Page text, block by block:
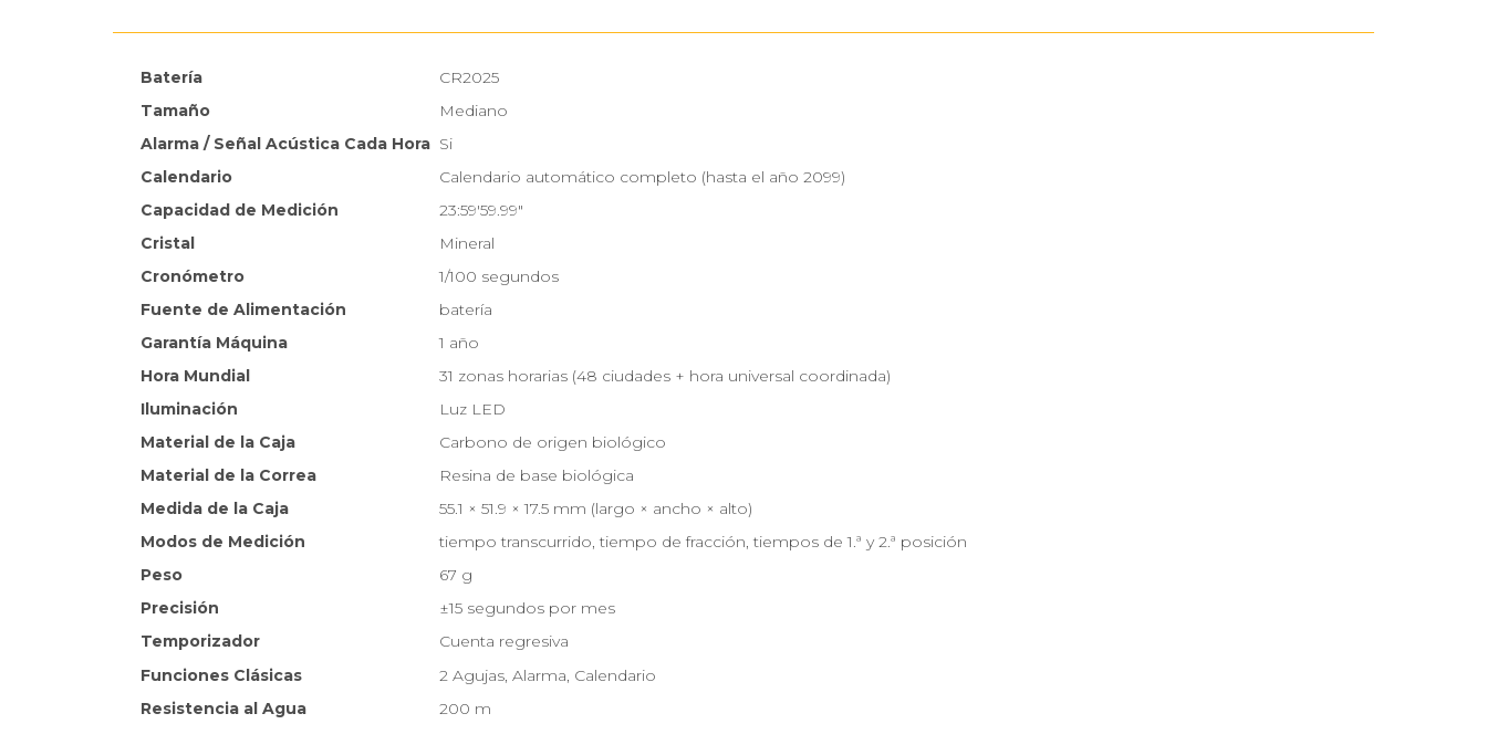
Batería
CR2025
Tamaño
Mediano
Alarma / Señal Acústica Cada Hora Si
Calendario
Calendario automático completo (hasta el año 2099)
Capacidad de Medición
23:59'59.99"
Cristal
Mineral
Cronómetro
1/100 segundos
Fuente de Alimentación
batería
Garantía Máquina
1 año
Hora Mundial
31 zonas horarias (48 ciudades + hora universal coordinada)
Iluminación
Luz LED
Material de la Caja
Carbono de origen biológico
Material de la Correa
Resina de base biológica
Medida de la Caja
55.1 × 51.9 × 17.5 mm (largo × ancho × alto)
Modos de Medición
tiempo transcurrido, tiempo de fracción, tiempos de 1.ª y 2.ª posición
Peso
67 g
Precisión
±15 segundos por mes
Temporizador
Cuenta regresiva
Funciones Clásicas
2 Agujas, Alarma, Calendario
Resistencia al Agua
200 m